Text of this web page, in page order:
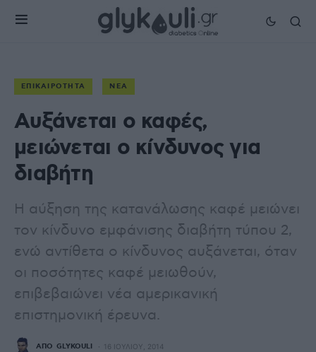
ΕΠΙΚΑΙΡΌΤΗΤΑ ΝΈΑ
Αυξάνεται ο καφές,
μειώνεται ο κίνδυνος για
διαβήτη
Η αύξηση της κατανάλωσης καφέ μειώνει
τον κίνδυνο εμφάνισης διαβήτη τύπου 2,
ενώ αντίθετα ο κίνδυνος αυξάνεται, όταν
οι ποσότητες καφέ μειωθούν,
επιβεβαιώνει νέα αμερικανική
επιστημονική έρευνα.
ΑΠΌ GLYKOULI 16 ΙΟΥΛΊΟΥ, 2014